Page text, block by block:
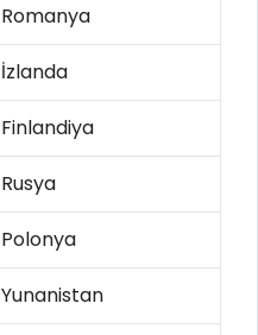
Romanya
İzlanda
Finlandiya
Rusya
Polonya
Yunanistan